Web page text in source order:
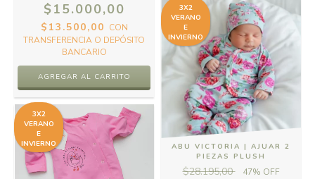
$15.000,00
$13.500,00 CON
TRANSFERENCIA O DEPÓSITO
BANCARIO
3X2
VERANO
E
INVIERNO
3X2
VERANO
E
INVIERNO
ABU VICTORIA | AJUAR 2
PIEZAS PLUSH
$28.195,00 47% OFF